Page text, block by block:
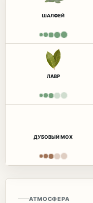
ШАЛФЕЙ
ЛАВР
ДУБОВЫЙ МОХ
АТМОСФЕРА